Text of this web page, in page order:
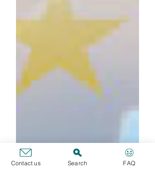
Contact us Search FAQ